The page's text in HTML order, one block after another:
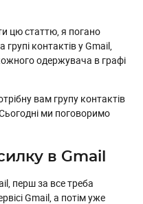
на всіх пристроях
зі Страйпо
цю статтю, я погано
групі контактів у Gmail,
одержувача в графі
вам групу контактів
ми поговоримо
в Gmail
перш за все треба
Gmail, а потім уже